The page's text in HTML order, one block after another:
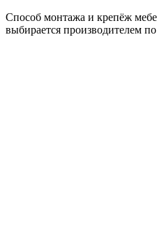
Способ монтажа и крепёж
выбирается производителем